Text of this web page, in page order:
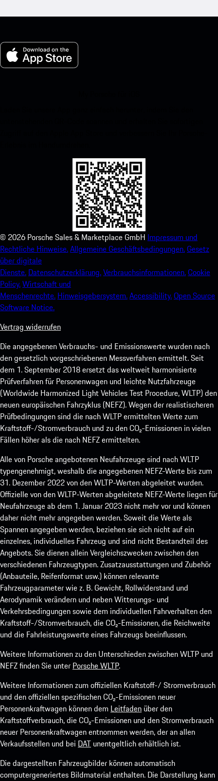
© 2026 Porsche Sales & Marketplace GmbH Impressum und
Rechtliche Hinweise.Allgemeine Geschäftsbedingungen.Gesetz
über digitale
Dienste. Datenschutzerklärung.Verbrauchsinformationen.Cookie
Policy.Wirtschaft und
Menschenrechte. Hinweisgebersystem.Accessibility.Open Source
Software Notice.
Vertrag widerrufen
Die angegebenen Verbrauchs- und Emissionswerte wurden nach
den gesetzlich vorgeschriebenen Messverfahren ermittelt. Seit
dem 1. September 2018 ersetzt das weltweit harmonisierte
Prüfverfahren für Personenwagen und leichte Nutzfahrzeuge
(Worldwide Harmonized Light Vehicles Test Procedure, WLTP) den
neuen europäischen Fahrzyklus (NEFZ). Wegen der realistischeren
Prüfbedingungen sind die nach WLTP ermittelten Werte zum
Kraftstoff-/Stromverbrauch und zu den CO₂-Emissionen in vielen
Fällen höher als die nach NEFZ ermittelten.
Alle von Porsche angebotenen Neufahrzeuge sind nach WLTP
typengenehmigt, weshalb die angegebenen NEFZ-Werte bis zum
31. Dezember 2022 von den WLTP-Werten abgeleitet wurden.
Offizielle von den WLTP-Werten abgeleitete NEFZ-Werte liegen für
Neufahrzeuge ab dem 1. Januar 2023 nicht mehr vor und können
daher nicht mehr angegeben werden. Soweit die Werte als
Spannen angegeben werden, beziehen sie sich nicht auf ein
einzelnes, individuelles Fahrzeug und sind nicht Bestandteil des
Angebots. Sie dienen allein Vergleichszwecken zwischen den
verschiedenen Fahrzeugtypen. Zusatzausstattungen und Zubehör
(Anbauteile, Reifenformat usw.) können relevante
Fahrzeugparameter wie z. B. Gewicht, Rollwiderstand und
Aerodynamik verändern und neben Witterungs- und
Verkehrsbedingungen sowie dem individuellen Fahrverhalten den
Kraftstoff-/Stromverbrauch, die CO₂-Emissionen, die Reichweite
und die Fahrleistungswerte eines Fahrzeugs beeinflussen.
Weitere Informationen zu den Unterschieden zwischen WLTP und
NEFZ finden Sie unter Porsche WLTP.
Weitere Informationen zum offiziellen Kraftstoff-/ Stromverbrauch
und den offiziellen spezifischen CO₂-Emissionen neuer
Personenkraftwagen können dem Leitfaden über den
Kraftstoffverbrauch, die CO₂-Emissionen und den Stromverbrauch
neuer Personenkraftwagen entnommen werden, der an allen
Verkaufsstellen und bei DAT unentgeltlich erhältlich ist.
Die dargestellten Fahrzeugbilder können automatisch
computergeneriertes Bildmaterial enthalten. Die Darstellung kann